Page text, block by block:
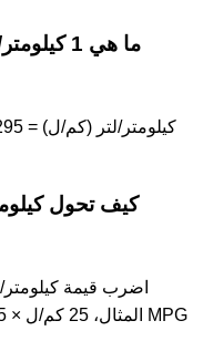
ما هي 1
كيف تحول